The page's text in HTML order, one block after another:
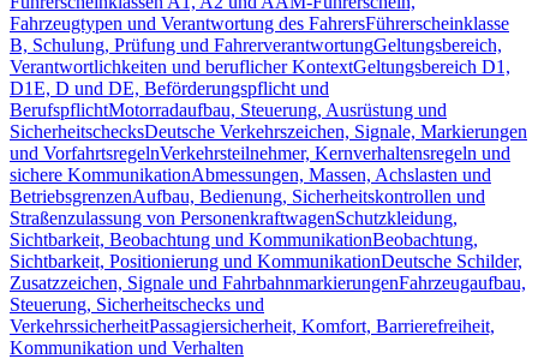
Fahrzeugtypen und Verantwortung des FahrersFührerscheinklasse
B, Schulung, Prüfung und FahrerverantwortungGeltungsbereich,
Verantwortlichkeiten und beruflicher KontextGeltungsbereich D1,
D1E, D und DE, Beförderungspflicht und
BerufspflichtMotorradaufbau, Steuerung, Ausrüstung und
SicherheitschecksDeutsche Verkehrszeichen, Signale, Markierungen
und VorfahrtsregelnVerkehrsteilnehmer, Kernverhaltensregeln und
sichere KommunikationAbmessungen, Massen, Achslasten und
BetriebsgrenzenAufbau, Bedienung, Sicherheitskontrollen und
Straßenzulassung von PersonenkraftwagenSchutzkleidung,
Sichtbarkeit, Beobachtung und KommunikationBeobachtung,
Sichtbarkeit, Positionierung und KommunikationDeutsche Schilder,
Zusatzzeichen, Signale und FahrbahnmarkierungenFahrzeugaufbau,
Steuerung, Sicherheitschecks und
VerkehrssicherheitPassagiersicherheit, Komfort, Barrierefreiheit,
Kommunikation und Verhalten